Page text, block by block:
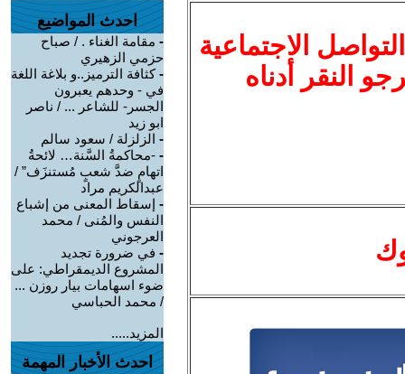
الاجتماعية
النقر أدناه
احدث المواضيع
- مقامة الغناء . / صباح
حزمي الزهيري
-كثافة الترميز..و بلاغة اللغة
في - وحدهم يعبرون
الجسر- للشاعر ... / ناصر
ابو زيد
- الزلزلة / سعود سالم
- -محاكمةُ السَّنة… لائحةُ
اتهامٍ ضدَّ شعبٍ مُستنزَف” /
عبدالكريم مراد
- إسقاط المعنى من إشباع
النفس والمُنى / محمد
العرجوني
- في ضرورة تجديد
المشروع الديمقراطي: على
ضوء اسهامات بيار روزن ...
/ محمد الحباسي
المزيد.....
احدث الأخبار المهمة